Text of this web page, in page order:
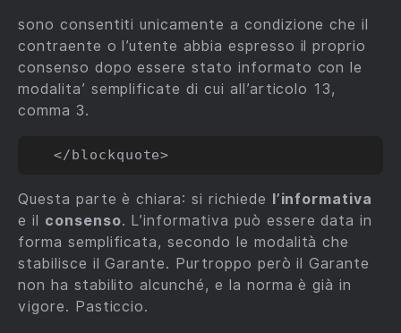
sono consentiti unicamente a condizione che il
contraente o l’utente abbia espresso il proprio
consenso dopo essere stato informato con le
modalita’ semplificate di cui all’articolo 13,
comma 3.
Questa parte è chiara: si richiede l’informativa
e il consenso. L’informativa può essere data in
forma semplificata, secondo le modalità che
stabilisce il Garante. Purtroppo però il Garante
non ha stabilito alcunché, e la norma è già in
vigore. Pasticcio.